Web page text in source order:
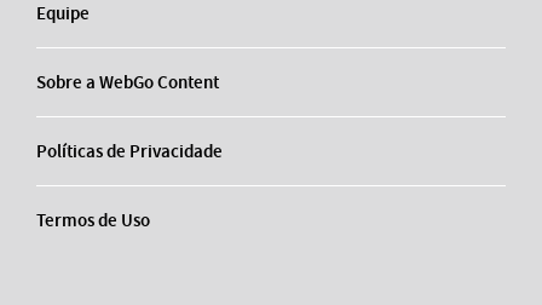
Equipe
Sobre a WebGo Content
Políticas de Privacidade
Termos de Uso